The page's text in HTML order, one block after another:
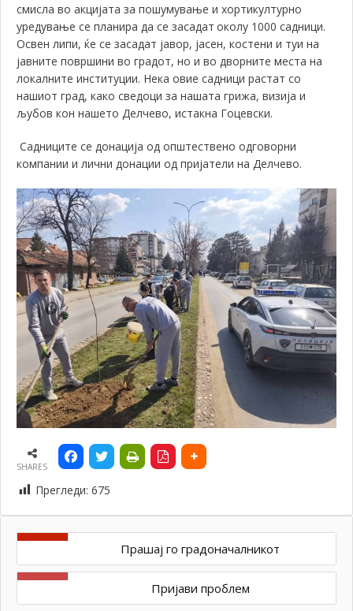
смисла во акцијата за пошумување и хортикултурно
уредување се планира да се засадат околу 1000 садници.
Освен липи, ќе се засадат јавор, јасен, костени и туи на
јавните површини во градот, но и во дворните места на
локалните институции. Нека овие садници растат со
нашиот град, како сведоци за нашата грижа, визија и
љубов кон нашето Делчево, истакна Гоцевски.
Садниците се донација од општествено одговорни
компании и лични донации од пријатели на Делчево.
SHARES
Прегледи: 675
Прашај го градоначалникот
Пријави проблем